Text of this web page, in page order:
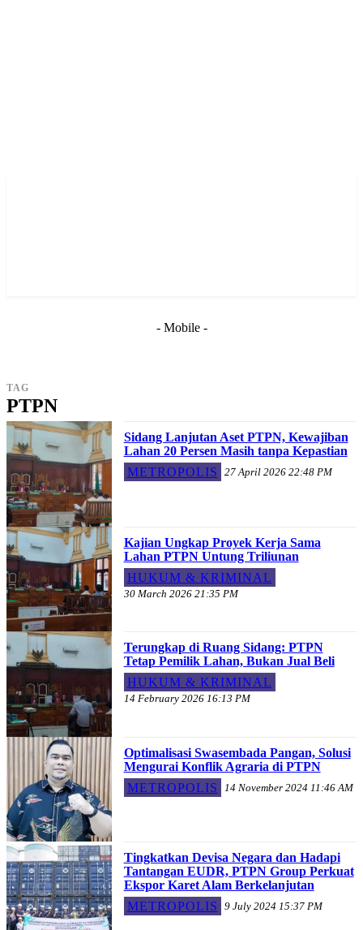
- Mobile -
TAG
PTPN
Sidang Lanjutan Aset PTPN, Kewajiban
Lahan 20 Persen Masih tanpa Kepastian
METROPOLIS
27 April 2026 22:48 PM
Kajian Ungkap Proyek Kerja Sama
Lahan PTPN Untung Triliunan
HUKUM & KRIMINAL
30 March 2026 21:35 PM
Terungkap di Ruang Sidang: PTPN
Tetap Pemilik Lahan, Bukan Jual Beli
HUKUM & KRIMINAL
14 February 2026 16:13 PM
Optimalisasi Swasembada Pangan, Solusi
Mengurai Konflik Agraria di PTPN
METROPOLIS
14 November 2024 11:46 AM
Tingkatkan Devisa Negara dan Hadapi
Tantangan EUDR, PTPN Group Perkuat
Ekspor Karet Alam Berkelanjutan
METROPOLIS
9 July 2024 15:37 PM